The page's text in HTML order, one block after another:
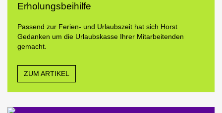
Erholungsbeihilfe
Passend zur Ferien- und Urlaubszeit hat sich Horst
Gedanken um die Urlaubskasse Ihrer Mitarbeitenden
gemacht.
ZUM ARTIKEL